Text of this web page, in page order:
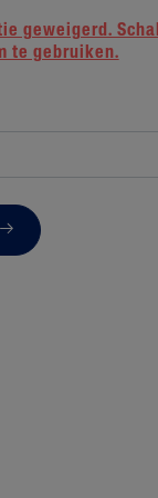
geweigerd.
te gebruiken.